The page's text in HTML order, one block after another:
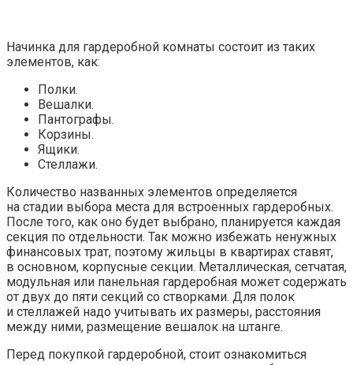
Начинка для гардеробной комнаты состоит из таких
элементов, как:
Полки.
Вешалки.
Пантографы.
Корзины.
Ящики.
Стеллажи.
Количество названных элементов определяется
на стадии выбора места для встроенных гардеробных.
После того, как оно будет выбрано, планируется каждая
секция по отдельности. Так можно избежать ненужных
финансовых трат, поэтому жильцы в квартирах ставят,
в основном, корпусные секции. Металлическая, сетчатая,
модульная или панельная гардеробная может содержать
от двух до пяти секций со створками. Для полок
и стеллажей надо учитывать их размеры, расстояния
между ними, размещение вешалок на штанге.
Перед покупкой гардеробной, стоит ознакомиться